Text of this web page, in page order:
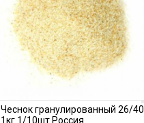
Чеснок гранулированный 26/40
1кг 1/10шт Россия